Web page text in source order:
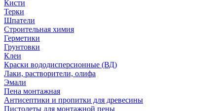
Кисти
Терки
Шпатели
Строительная химия
Герметики
Грунтовки
Клеи
Краски вододисперсионные (ВД)
Лаки, растворители, олифа
Эмали
Пена монтажная
Антисептики и пропитки для древесины
Пистолеты для монтажной пены